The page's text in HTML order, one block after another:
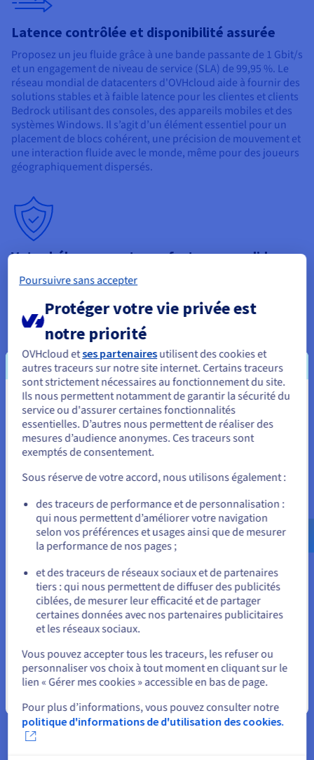
Votre hébergement, une forteresse solide
Notre Game DDoS Protection détecte les attaques basées sur
malveillant, vous permettant de vous concentrer sur votre
activité. Cette protection prend en charge des jeux populaires,
y compris Minecraft, Palworld, Counter-Strike 2, Rust, Arma 3,
ainsi que les logiciels Mumble et TeamSpeak. Le filtrage
conscient du protocole assure des connexions Bedrock
interplateformes ininterrompues, même lors de pics
importants de trafic réseau ou de tentatives de perturbation
ciblées.
Latence contrôlée et disponibilité assurée
Proposez un jeu fluide grâce à une bande passante de 1 Gbit/s
et un engagement de niveau de service (SLA) de 99,95 %. Le
réseau mondial de datacenters d'OVHcloud aide à fournir des
solutions stables et à faible latence pour les clientes et clients
Bedrock utilisant des consoles, des appareils mobiles et des
systèmes Windows. Il s’agit d’un élément essentiel pour un
placement de blocs cohérent, une précision de mouvement et
une interaction fluide avec le monde, même pour des joueurs
géographiquement dispersés.
Personnalisation avancée et
contrôle des flux de travail
Extensions, packs de comportement et flux de
travail évolutifs
comportements et des add-ons plutôt que sur des mods Java
traditionnels. Les opérateurs doivent valider la compatibilité
des packs de ressources, les chaînes de dépendance du
comportement prévisible. L'hébergement évolutif prend en
charge les tests itératifs et le déploiement rapide à mesure
que de nouveaux packs sont introduits. Une performance de
Vous semblez être localisé en États-
Unis.
Pour commander, rendez-vous sur le site de votre pays (États-
Allez sur le site États-Unis
us.ovhcloud.com/
Anglais USD - $
ou
Rester sur le site actuel
Sélectionner un autre site web
Poursuivre sans accepter
Protéger votre vie privée est
notre priorité
OVHcloud etses partenairesutilisent des cookies et
autres traceurs sur notre site internet. Certains traceurs
sont strictement nécessaires au fonctionnement du site.
Ils nous permettent notamment de garantir la sécurité du
service ou d'assurer certaines fonctionnalités
essentielles. D’autres nous permettent de réaliser des
mesures d’audience anonymes. Ces traceurs sont
exemptés de consentement.
Sous réserve de votre accord, nous utilisons également :
des traceurs de performance et de personnalisation :
qui nous permettent d’améliorer votre navigation
selon vos préférences et usages ainsi que de mesurer
la performance de nos pages ;
et des traceurs de réseaux sociaux et de partenaires
tiers : qui nous permettent de diffuser des publicités
ciblées, de mesurer leur efficacité et de partager
certaines données avec nos partenaires publicitaires
et les réseaux sociaux.
Vous pouvez accepter tous les traceurs, les refuser ou
personnaliser vos choix à tout moment en cliquant sur le
lien « Gérer mes cookies » accessible en bas de page.
Pour plus d’informations, vous pouvez consulter notre
politique d'informations de d'utilisation des cookies.